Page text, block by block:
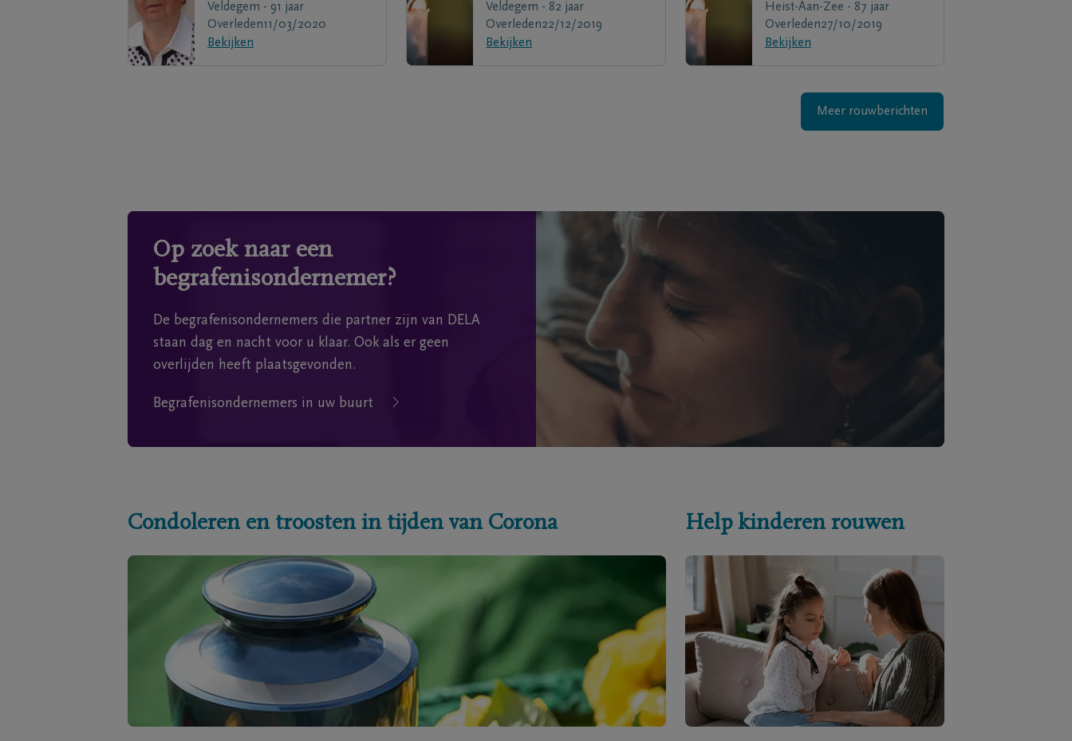
Veldegem - 91 jaar
Overleden11/03/2020
Bekijken
Veldegem - 82 jaar
Overleden22/12/2019
Bekijken
Heist-Aan-Zee - 87 jaar
Overleden27/10/2019
Bekijken
Meer rouwberichten
Op zoek naar een
begrafenisondernemer?
De begrafenisondernemers die partner zijn van DELA
staan dag en nacht voor u klaar. Ook als er geen
overlijden heeft plaatsgevonden.
Begrafenisondernemers in uw buurt
Condoleren en troosten in tijden van Corona Help kinderen rouwen